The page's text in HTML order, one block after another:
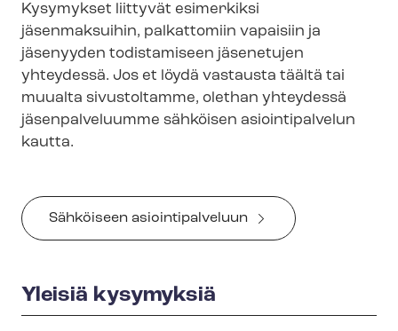
Kysymykset liittyvät esimerkiksi
jäsenmaksuihin, palkattomiin vapaisiin ja
jäsenyyden todistamiseen jäsenetujen
yhteydessä. Jos et löydä vastausta täältä tai
muualta sivustoltamme, olethan yhteydessä
jäsenpalveluumme sähköisen asiointipalvelun
kautta.
Sähköiseen asiointipalveluun
Yleisiä kysymyksiä